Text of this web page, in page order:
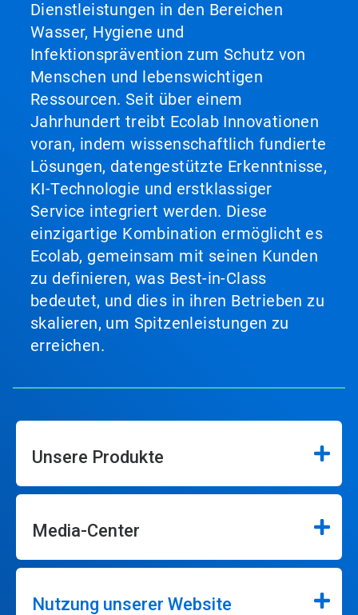
Dienstleistungen in den Bereichen
Wasser, Hygiene und
Infektionsprävention zum Schutz von
Menschen und lebenswichtigen
Ressourcen. Seit über einem
Jahrhundert treibt Ecolab Innovationen
voran, indem wissenschaftlich fundierte
Lösungen, datengestützte Erkenntnisse,
KI-Technologie und erstklassiger
Service integriert werden. Diese
einzigartige Kombination ermöglicht es
Ecolab, gemeinsam mit seinen Kunden
zu definieren, was Best-in-Class
bedeutet, und dies in ihren Betrieben zu
skalieren, um Spitzenleistungen zu
erreichen.
Unsere Produkte
Media-Center
Nutzung unserer Website